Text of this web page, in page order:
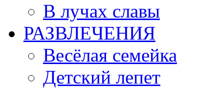
В лучах славы
РАЗВЛЕЧЕНИЯ
Весёлая семейка
Детский лепет